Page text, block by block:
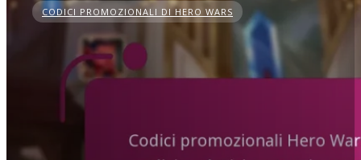
CODICI PROMOZIONALI DI HERO WARS